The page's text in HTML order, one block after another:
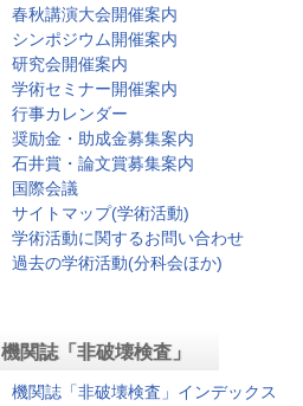
春秋講演大会開催案内
シンポジウム開催案内
研究会開催案内
学術セミナー開催案内
行事カレンダー
奨励金・助成金募集案内
石井賞・論文賞募集案内
国際会議
サイトマップ(学術活動)
学術活動に関するお問い合わせ
過去の学術活動(分科会ほか)
機関誌「非破壊検査」
機関誌「非破壊検査」インデックス